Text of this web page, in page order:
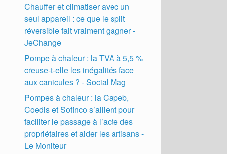
Chauffer et climatiser avec un
seul appareil : ce que le split
réversible fait vraiment gagner -
JeChange
Pompe à chaleur : la TVA à 5,5 %
creuse-t-elle les inégalités face
aux canicules ? - Social Mag
Pompes à chaleur : la Capeb,
Coedis et Sofinco s’allient pour
faciliter le passage à l’acte des
propriétaires et aider les artisans -
Le Moniteur